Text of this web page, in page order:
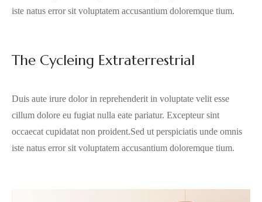
iste natus error sit voluptatem accusantium doloremque tium.
The Cycleing Extraterrestrial
Duis aute irure dolor in reprehenderit in voluptate velit esse
cillum dolore eu fugiat nulla eate pariatur. Excepteur sint
occaecat cupidatat non proident.Sed ut perspiciatis unde omnis
iste natus error sit voluptatem accusantium doloremque tium.